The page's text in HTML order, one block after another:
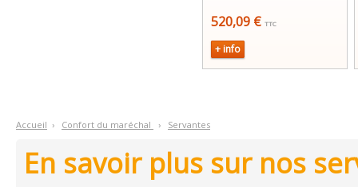
520,09 € TTC
+ info
Accueil › Confort du maréchal › Servantes
En savoir plus sur nos